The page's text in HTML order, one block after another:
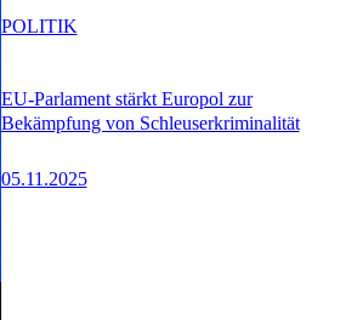
EU-Parlament stärkt Europol zur
Bekämpfung von Schleuserkriminalität
05.11.2025
POLITIK